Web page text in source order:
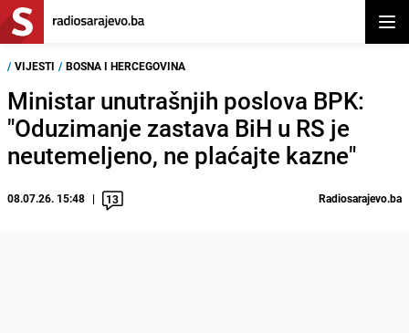
/ VIJESTI / BOSNA I HERCEGOVINA
Ministar unutrašnjih poslova BPK:
"Oduzimanje zastava BiH u RS je
neutemeljeno, ne plaćajte kazne"
08.07.26. 15:48 13 Radiosarajevo.ba